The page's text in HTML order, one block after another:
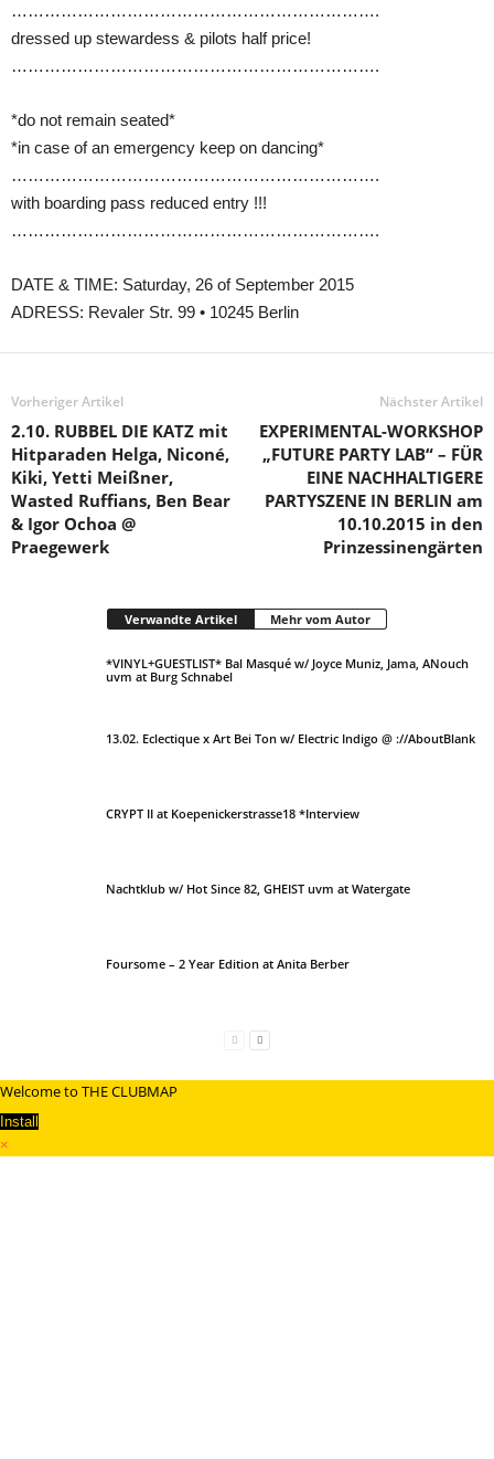
………………………………………………………….
dressed up stewardess & pilots half price!
………………………………………………………….
*do not remain seated*
*in case of an emergency keep on dancing*
………………………………………………………….
with boarding pass reduced entry !!!
………………………………………………………….
DATE & TIME: Saturday, 26 of September 2015
ADRESS: Revaler Str. 99 • 10245 Berlin
Vorheriger Artikel
2.10. RUBBEL DIE KATZ mit
Hitparaden Helga, Niconé,
Kiki, Yetti Meißner,
Wasted Ruffians, Ben Bear
& Igor Ochoa @
Praegewerk
Nächster Artikel
EXPERIMENTAL-WORKSHOP
„FUTURE PARTY LAB“ – FÜR
EINE NACHHALTIGERE
PARTYSZENE IN BERLIN am
10.10.2015 in den
Prinzessinengärten
Verwandte Artikel Mehr vom Autor
*VINYL+GUESTLIST* Bal Masqué w/ Joyce Muniz, Jama, ANouch
uvm at Burg Schnabel
13.02. Eclectique x Art Bei Ton w/ Electric Indigo @ ://AboutBlank
CRYPT II at Koepenickerstrasse18 *Interview
Nachtklub w/ Hot Since 82, GHEIST uvm at Watergate
Foursome – 2 Year Edition at Anita Berber
Welcome to THE CLUBMAP
Install
×